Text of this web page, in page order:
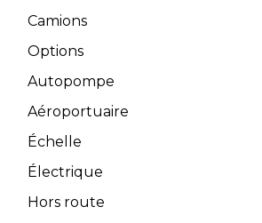
Camions
Options
Autopompe
Aéroportuaire
Échelle
Électrique
Hors route